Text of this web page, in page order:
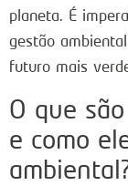
planeta. É
gestão
futuro mais
O que
e como